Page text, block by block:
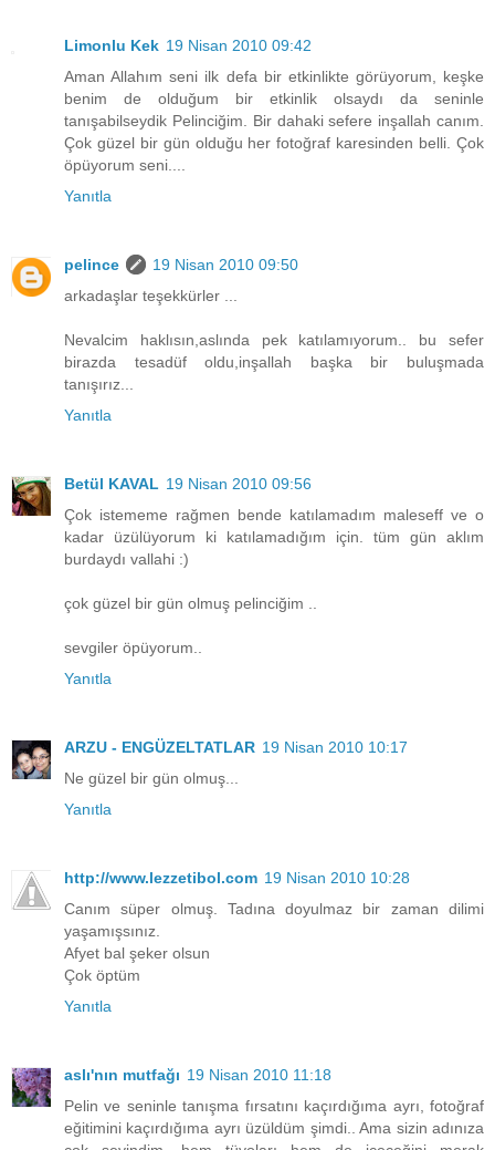
Limonlu Kek 19 Nisan 2010 09:42
Aman Allahım seni ilk defa bir etkinlikte görüyorum, keşke
benim de olduğum bir etkinlik olsaydı da seninle
tanışabilseydik Pelinciğim. Bir dahaki sefere inşallah canım.
Çok güzel bir gün olduğu her fotoğraf karesinden belli. Çok
öpüyorum seni....
Yanıtla
pelince
19 Nisan 2010 09:50
arkadaşlar teşekkürler ...
Nevalcim haklısın,aslında pek katılamıyorum.. bu sefer
birazda tesadüf oldu,inşallah başka bir buluşmada
tanışırız...
Yanıtla
Betül KAVAL 19 Nisan 2010 09:56
Çok istememe rağmen bende katılamadım maleseff ve o
kadar üzülüyorum ki katılamadığım için. tüm gün aklım
burdaydı vallahi :)
çok güzel bir gün olmuş pelinciğim ..
sevgiler öpüyorum..
Yanıtla
ARZU - ENGÜZELTATLAR 19 Nisan 2010 10:17
Ne güzel bir gün olmuş...
Yanıtla
http://www.lezzetibol.com 19 Nisan 2010 10:28
Canım süper olmuş. Tadına doyulmaz bir zaman dilimi
yaşamışsınız.
Afyet bal şeker olsun
Çok öptüm
Yanıtla
aslı'nın mutfağı 19 Nisan 2010 11:18
Pelin ve seninle tanışma fırsatını kaçırdığıma ayrı, fotoğraf
eğitimini kaçırdığıma ayrı üzüldüm şimdi.. Ama sizin adınıza